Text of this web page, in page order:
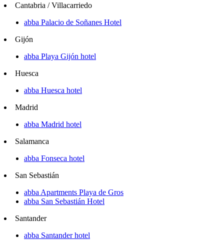
Cantabria / Villacarriedo
abba Palacio de Soñanes Hotel
Gijón
abba Playa Gijón hotel
Huesca
abba Huesca hotel
Madrid
abba Madrid hotel
Salamanca
abba Fonseca hotel
San Sebastián
abba Apartments Playa de Gros
abba San Sebastián Hotel
Santander
abba Santander hotel